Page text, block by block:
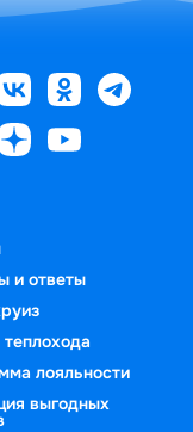
и ответы
лояльности
выгодных